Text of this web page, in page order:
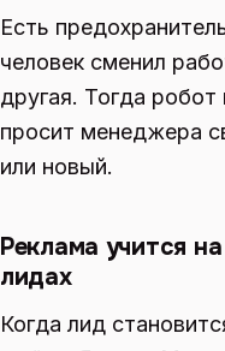
Есть
человек сменил
другая. Тогда
просит менеджера
или новый.
Реклама учится
лидах
Когда лид